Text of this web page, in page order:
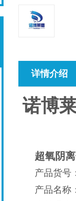
详情介绍
诺博
超氧阴
产品货号
产品名称